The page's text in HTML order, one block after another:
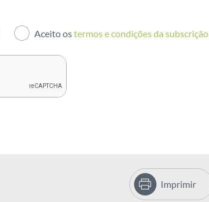
Aceito ostermos e condições da subscrição
Imprimir